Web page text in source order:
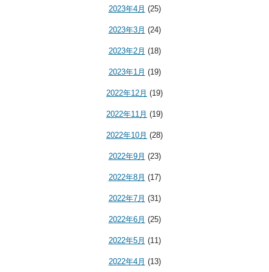
2023年4月 (25)
2023年3月 (24)
2023年2月 (18)
2023年1月 (19)
2022年12月 (19)
2022年11月 (19)
2022年10月 (28)
2022年9月 (23)
2022年8月 (17)
2022年7月 (31)
2022年6月 (25)
2022年5月 (11)
2022年4月 (13)